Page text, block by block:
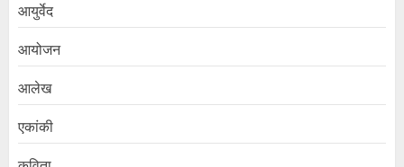
आयुर्वेद
आयोजन
आलेख
एकांकी